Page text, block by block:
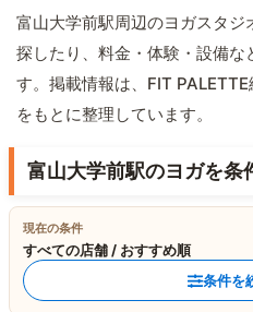
富山大学前駅周辺のヨガスタジ
探したり、料金・体験・設備な
す。掲載情報は、FIT
をもとに整理しています。
富山大学前駅のヨガを条
現在の条件
すべての店舗 / おすすめ順
条件を